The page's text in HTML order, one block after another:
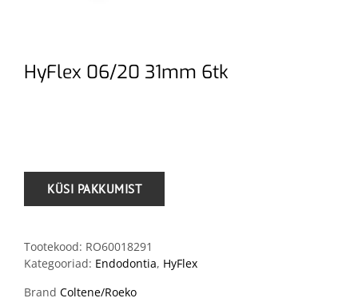
HyFlex 06/20 31mm 6tk
Tootekood: RO60018291
Kategooriad: Endodontia, HyFlex
Brand Coltene/Roeko